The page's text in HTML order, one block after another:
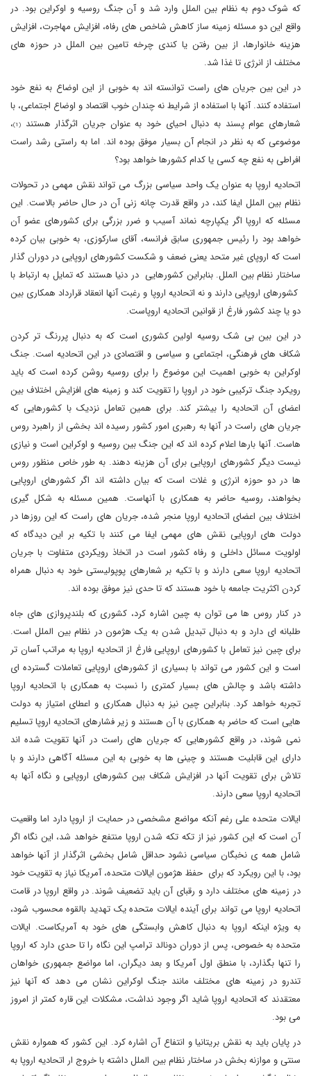
که شوک دوم به نظام بین الملل وارد شد و آن جنگ روسیه و اوکراین بود. در
واقع این دو مسئله زمینه ساز کاهش شاخص های رفاه، افزایش مهاجرت، افزایش
هزینه خانوارها، از بین رفتن یا کندی چرخه تامین بین الملل در حوزه های
مختلف از انرژی تا غذا شد.
در این بین جریان های راست توانسته اند به خوبی از این اوضاع به نفع خود
استفاده کنند. آنها با استفاده از شرایط نه چندان خوب اقتصاد و اوضاع اجتماعی، با
شعارهای عوام پسند به دنبال احیای خود به عنوان جریان اثرگذار هستند
(1)
،
موضوعی که به نظر در انجام آن بسیار موفق بوده اند. اما به راستی رشد راست
افراطی به نفع چه کسی یا کدام کشورها خواهد بود؟
اتحادیه اروپا به عنوان یک واحد سیاسی بزرگ می تواند نقش مهمی در تحولات
نظام بین الملل ایفا کند، در واقع قدرت چانه زنی آن در حال حاضر بالاست. این
مسئله که اروپا اگر یکپارچه نماند آسیب و ضرر بزرگی برای کشورهای عضو آن
خواهد بود را رئیس جمهوری سابق فرانسه، آقای سارکوزی، به خوبی بیان کرده
است که اروپای غیر متحد یعنی ضعف و شکست کشورهای اروپایی در دوران گذار
ساختار نظام بین الملل. بنابراین کشورهایی در دنیا هستند که تمایل به ارتباط با
کشورهای اروپایی دارند و نه اتحادیه اروپا و رغبت آنها انعقاد قرارداد همکاری بین
دو یا چند کشور فارغ از قوانین اتحادیه اروپاست.
در این بین بی شک روسیه اولین کشوری است که به دنبال پررنگ تر کردن
شکاف های فرهنگی، اجتماعی و سیاسی و اقتصادی در این اتحادیه است. جنگ
اوکراین به خوبی اهمیت این موضوع را برای روسیه روشن کرده است که باید
رویکرد جنگ ترکیبی خود در اروپا را تقویت کند و زمینه های افزایش اختلاف بین
اعضای آن اتحادیه را بیشتر کند. برای همین تعامل نزدیک با کشورهایی که
جریان های راست در آنها به رهبری امور کشور رسیده اند بخشی از راهبرد روس
هاست. آنها بارها اعلام کرده اند که این جنگ بین روسیه و اوکراین است و نیازی
نیست دیگر کشورهای اروپایی برای آن هزینه دهند. به طور خاص منظور روس
ها در دو حوزه انرژی و غلات است که بیان داشته اند اگر کشورهای اروپایی
بخواهند، روسیه حاضر به همکاری با آنهاست. همین مسئله به شکل گیری
اختلاف بین اعضای اتحادیه اروپا منجر شده، جریان های راست که این روزها در
دولت های اروپایی نقش های مهمی ایفا می کنند با تکیه بر این دیدگاه که
اولویت مسائل داخلی و رفاه کشور است در اتخاذ رویکردی متفاوت با جریان
اتحادیه اروپا سعی دارند و با تکیه بر شعارهای پوپولیستی خود به دنبال همراه
کردن اکثریت جامعه با خود هستند که تا حدی نیز موفق بوده اند.
در کنار روس ها می توان به چین اشاره کرد، کشوری که بلندپروازی های جاه
طلبانه ای دارد و به دنبال تبدیل شدن به یک هژمون در نظام بین الملل است.
برای چین نیز تعامل با کشورهای اروپایی فارغ از اتحادیه اروپا به مراتب آسان تر
است و این کشور می تواند با بسیاری از کشورهای اروپایی تعاملات گسترده ای
داشته باشد و چالش های بسیار کمتری را نسبت به همکاری با اتحادیه اروپا
تجربه خواهد کرد. بنابراین چین نیز به دنبال همکاری و اعطای امتیاز به دولت
هایی است که حاضر به همکاری با آن هستند و زیر فشارهای اتحادیه اروپا تسلیم
نمی شوند، در واقع کشورهایی که جریان های راست در آنها تقویت شده اند
دارای این قابلیت هستند و چینی ها به خوبی به این مسئله آگاهی دارند و با
تلاش برای تقویت آنها در افزایش شکاف بین کشورهای اروپایی و نگاه آنها به
اتحادیه اروپا سعی دارند.
ایالات متحده علی رغم آنکه مواضع مشخصی در حمایت از اروپا دارد اما واقعیت
آن است که این کشور نیز از تکه تکه شدن اروپا منتفع خواهد شد، این نگاه اگر
شامل همه ی نخبگان سیاسی نشود حداقل شامل بخشی اثرگذار از آنها خواهد
بود، با این رویکرد که برای حفظ هژمون ایالات متحده، آمریکا نیاز به تقویت خود
در زمینه های مختلف دارد و رقبای آن باید تضعیف شوند. در واقع اروپا در قامت
اتحادیه اروپا می تواند برای آینده ایالات متحده یک تهدید بالقوه محسوب شود،
به ویژه اینکه اروپا به دنبال کاهش وابستگی های خود به آمریکاست. ایالات
متحده به خصوص، پس از دوران دونالد ترامپ این نگاه را تا حدی دارد که اروپا
را تنها بگذارد، با منطق اول آمریکا و بعد دیگران، اما مواضع جمهوری خواهان
تندرو در زمینه های مختلف مانند جنگ اوکراین نشان می دهد که آنها نیز
معتقدند که اتحادیه اروپا شاید اگر وجود نداشت، مشکلات این قاره کمتر از امروز
می بود.
در پایان باید به نقش بریتانیا و انتفاع آن اشاره کرد. این کشور که همواره نقش
سنتی و موازنه بخش در ساختار نظام بین الملل داشته با خروج ار اتحادیه اروپا به